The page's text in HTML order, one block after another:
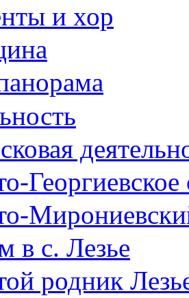
и хор
Георгиевское
в с. Лезье
родник